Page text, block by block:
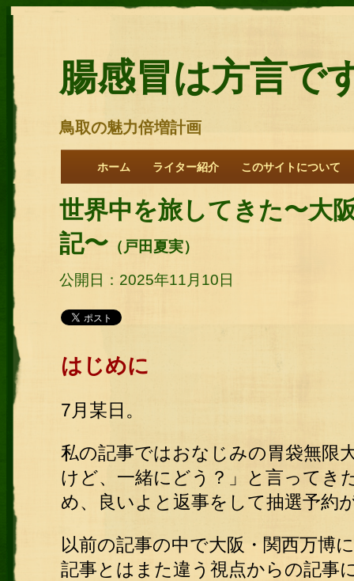
腸感冒は方言で
鳥取の魅力倍増計画
ホーム ライター紹介 このサイトについて
世界中を旅してきた〜大
記〜 （戸田夏実）
公開日：2025年11月10日
はじめに
7月某日。
私の記事ではおなじみの胃袋無限
けど、一緒にどう？」と言ってき
め、良いよと返事をして抽選予約
以前の記事の中で大阪・関西万博
記事とはまた違う視点からの記事